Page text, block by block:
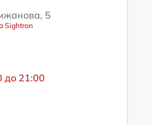
5
Sightron
до 21:00